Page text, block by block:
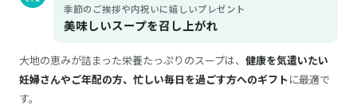
季節のご挨拶や内祝いに嬉しいプレゼント
美味しいスープを召し上がれ
大地の恵みが詰まった栄養たっぷりのスープは、 健康を気遣いたい
妊婦さんやご年配の方、忙しい毎日を過ごす方へのギフトに最適で
す。